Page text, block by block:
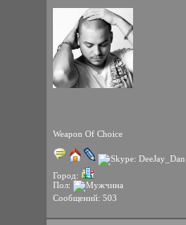
Weapon Of Choice
Город:
Пол:
Сообщений: 503